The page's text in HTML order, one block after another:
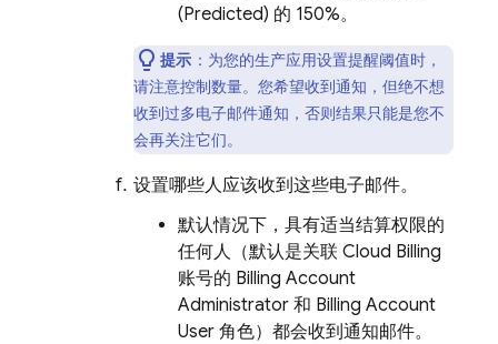
(Predicted) 的 150%。
提示 ：为您的生产应用设置提醒阈值时，
请注意控制数量。您希望收到通知，但绝不想
收到过多电子邮件通知，否则结果只能是您不
会再关注它们。
设置哪些人应该收到这些电子邮件。
默认情况下，具有适当结算权限的
任何人（默认是关联 Cloud Billing
账号的 Billing Account
Administrator 和 Billing Account
User 角色）都会收到通知邮件。